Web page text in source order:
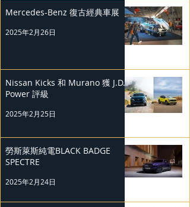
Mercedes-Benz 復古經典車展
2025年2月26日
Nissan Kicks 和 Murano 獲 J.D.
Power 評級
2025年2月25日
勞斯萊斯純電BLACK BADGE
SPECTRE
2025年2月24日